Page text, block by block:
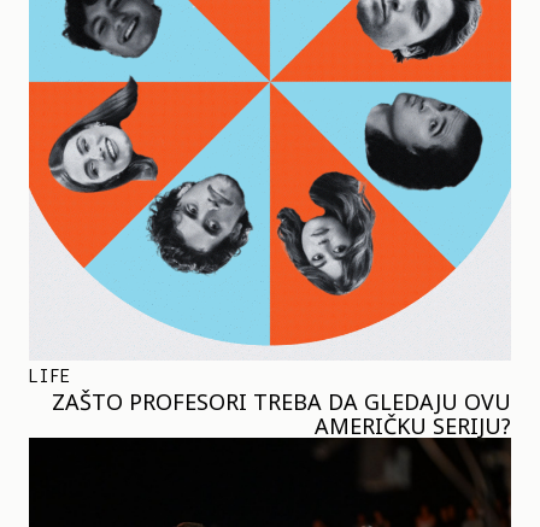
LIFE
ZAŠTO PROFESORI TREBA DA GLEDAJU OVU
AMERIČKU SERIJU?